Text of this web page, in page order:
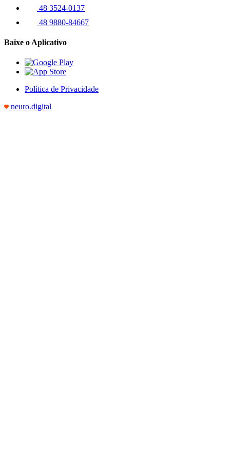
48 3524-0137
48 9880-84667
Baixe o Aplicativo
Política de Privacidade
neuro.digital